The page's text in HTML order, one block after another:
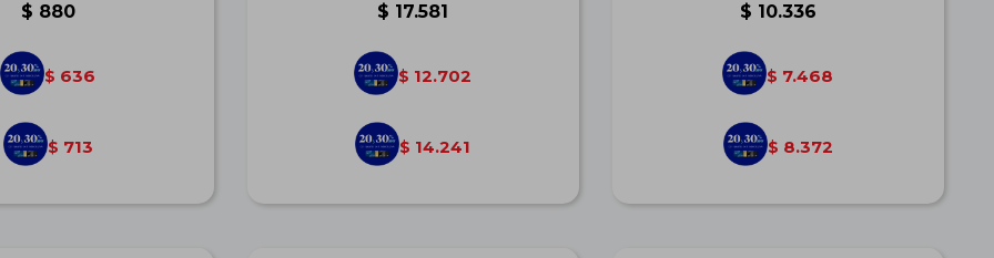
$ 880
$ 636
$ 713
$ 17.581
$ 12.702
$ 14.241
$ 10.336
$ 7.468
$ 8.372